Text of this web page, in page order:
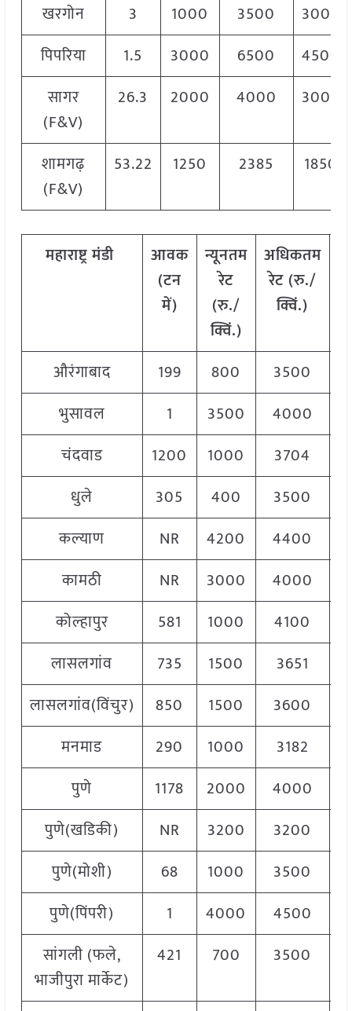
खरगोन 3 1000 3500
3000
पिपरिया
1.5 3000 6500
4500
सागर
(F&V)
26.3 2000 4000 3000
शामगढ़
(F&V)
53.22 1250 2385 1850
महाराष्ट्रमंडी
आवक
(टन
में)
न्यूनतम
रेट
(रु./
क्विं.)
अधिकतम
रेट (रु./
क्विं.)
औरंगाबाद
199 800 3500
भुसावल
1 3500 4000
चंदवाड
1200 1000 3704
धुले
305 400 3500
कल्याण
NR 4200 4400
कामठी
NR 3000 4000
कोल्हापुर
581 1000 4100
लासलगांव
735 1500 3651
लासलगांव(विंचुर)
850 1500 3600
मनमाड
290 1000 3182
पुणे
1178 2000 4000
पुणे(खडिकी)
NR 3200 3200
पुणे(मोशी)
68 1000 3500
पुणे(पिंपरी)
1 4000 4500
सांगली (फले,
भाजीपुरा मार्केट)
421 700 3500